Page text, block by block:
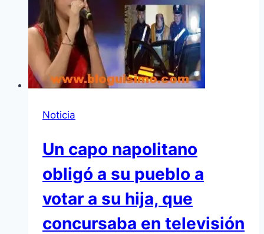
Noticia
Un capo napolitano
obligó a su pueblo a
votar a su hija, que
concursaba en televisión